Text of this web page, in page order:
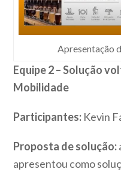
Apresentação
Equipe 2 – Solução
Mobilidade
Participantes: Kevin
Proposta de solução:
apresentou como